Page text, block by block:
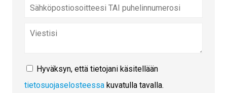
Hyväksyn, että tietojani käsitellään
tietosuojaselosteessa kuvatulla tavalla.